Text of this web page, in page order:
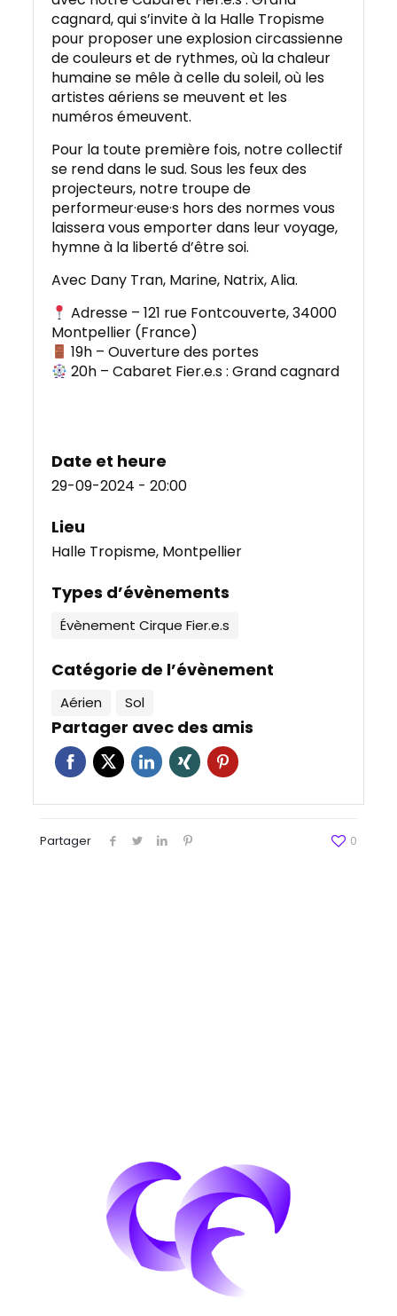
cagnard, qui s’invite à la Halle Tropisme
pour proposer une explosion circassienne
de couleurs et de rythmes, où la chaleur
humaine se mêle à celle du soleil, où les
artistes aériens se meuvent et les
numéros émeuvent.
Pour la toute première fois, notre collectif
se rend dans le sud. Sous les feux des
projecteurs, notre troupe de
performeur·euse·s hors des normes vous
laissera vous emporter dans leur voyage,
hymne à la liberté d’être soi.
Avec Dany Tran, Marine, Natrix, Alia.
Adresse – 121 rue Fontcouverte, 34000
Montpellier (France)
19h – Ouverture des portes
20h – Cabaret Fier.e.s : Grand cagnard
Date et heure
29-09-2024 - 20:00
Lieu
Halle Tropisme, Montpellier
Types d’évènements
Évènement Cirque Fier.e.s
Catégorie de l’évènement
Aérien Sol
Partager avec des amis
Partager 0